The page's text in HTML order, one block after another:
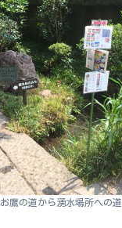
お鷹の道から湧水場所への道